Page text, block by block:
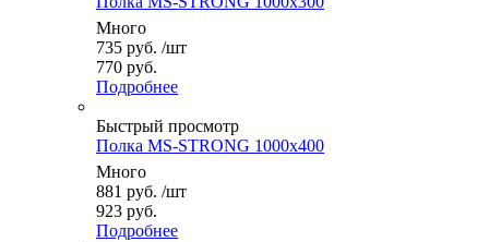
Много
735 руб. /шт
770 руб.
Подробнее
Быстрый просмотр
Полка MS-STRONG 1000x400
Много
881 руб. /шт
923 руб.
Подробнее